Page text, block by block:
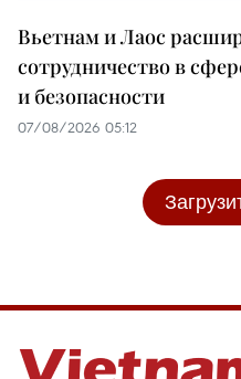
Вьетнам и Лаос
сотрудничество в
и безопасности
07/08/2026 05:12